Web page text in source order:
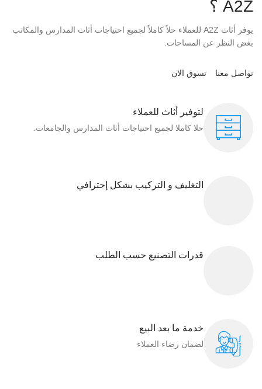
A2Z ؟
يوفر أثاث A2Z للعملاء حلاً كاملاً لجميع احتياجات أثاث المدارس والمكاتب
بغض النظر عن المساحات.
تواصل معنا تسوق الان
لتوفير أثاث للعملاء
حلا كاملا لجميع احتياجات أثاث المدارس والجامعات.
التغليف و التركيب بشكل إحترافي
قدرات التصنيع حسب الطلب
خدمة ما بعد البيع
لضمان رضاء العملاء​